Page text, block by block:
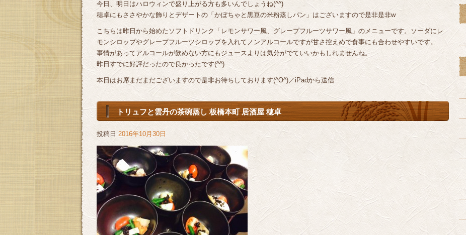
今日、明日はハロウィンで盛り上がる方も多いんでしょうね(^^)
穂卓にもささやかな飾りとデザートの「かぼちゃと黒豆の米粉蒸しパン」はございますので是非是非w
こちらは昨日から始めたソフトドリンク「レモンサワー風、グレープフルーツサワー風」のメニューです。ソーダにレ
モンシロップやグレープフルーツシロップを入れてノンアルコールですが甘さ控えめで食事にも合わせやすいです。
事情があってアルコールが飲めない方にもジュースよりは気分がでていいかもしれませんね。
昨日すでに好評だったので良かったです(^^)
本日はお席まだまだございますので是非お待ちしております(^O^)／iPadから送信
トリュフと雲丹の茶碗蒸し 板橋本町 居酒屋 穂卓
投稿日 2016年10月30日